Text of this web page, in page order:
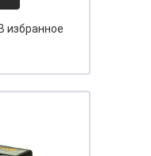
В избранное